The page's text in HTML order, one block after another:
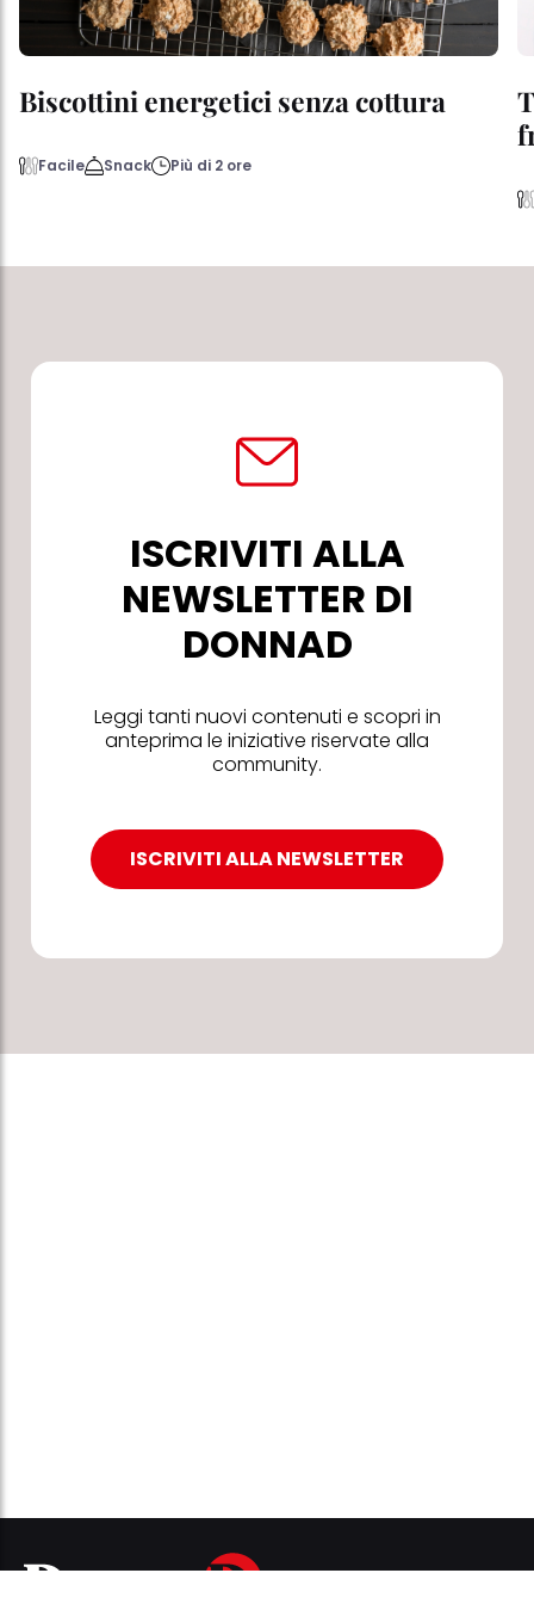
Biscottini energetici senza cottura
Facile Snack Più di 2 ore
ISCRIVITI ALLA
NEWSLETTER DI
DONNAD
Leggi tanti nuovi contenuti e scopri in
anteprima le iniziative riservate alla
community.
ISCRIVITI ALLA NEWSLETTER